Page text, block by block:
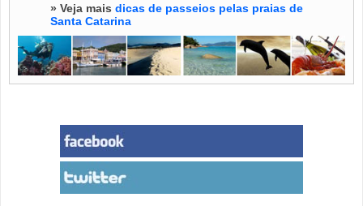
» Veja mais dicas de passeios pelas praias de
Santa Catarina